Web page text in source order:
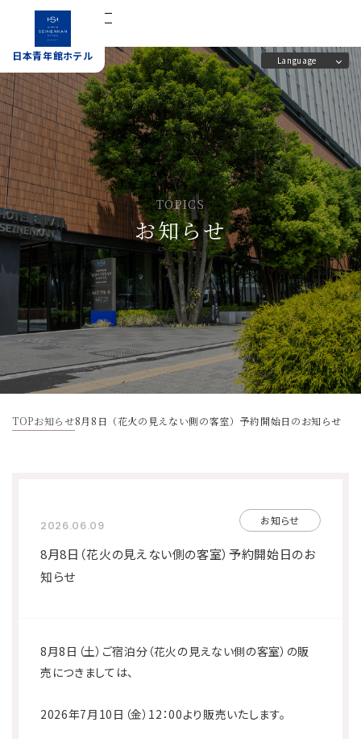
日本青年館ホテル
宿泊予約
Language
TOPICS
お知らせ
TOPお知らせ8月8日（花火の見えない側の客室）予約開始日のお知らせ
2026.06.09 お知らせ
8月8日（花火の見えない側の客室）予約開始日のお
知らせ
8月8日（土）ご宿泊分（花火の見えない側の客室）の販
売につきましては、
2026年7月10日（金）12：00より販売いたします。
日本青年館ホテル
ホーム
客室
レストラン
会議室
宴会場
施設案内
アクセス
よくあるご質問
日本青年館の概要と歴史
宿泊予約
宿泊プラン一覧
利用規則
宿泊約款